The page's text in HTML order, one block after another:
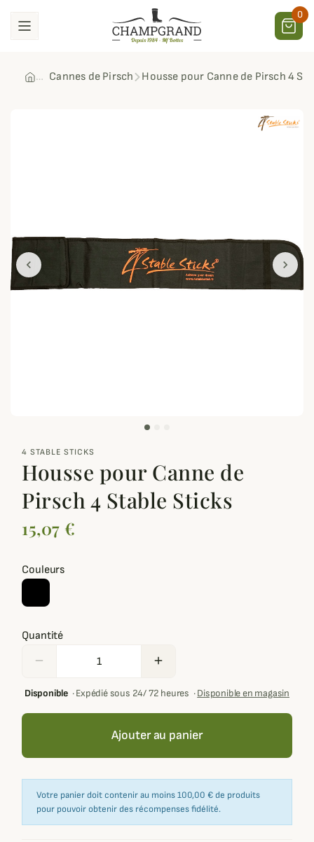
0
Cannes de Pirsch Housse pour Canne de Pirsch 4
chevron_left chevron_right
4 STABLE STICKS
Housse pour Canne de
Pirsch 4 Stable Sticks
15,07 €
Couleurs
Quantité
remove add
Disponible·Expédié sous 24/ 72 heures ·Disponible en magasin
Ajouter au panier
Votre panier doit contenir au moins 100,00 € de produits
pour pouvoir obtenir des récompenses fidélité.